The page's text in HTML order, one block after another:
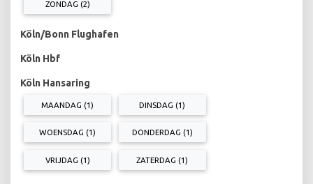
ZONDAG (2)
Köln/Bonn Flughafen
Köln Hbf
Köln Hansaring
MAANDAG (1) DINSDAG (1)
WOENSDAG (1) DONDERDAG (1)
VRIJDAG (1) ZATERDAG (1)